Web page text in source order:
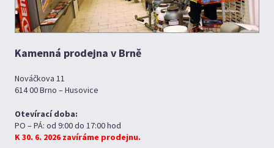
Kamenná prodejna v Brně
Nováčkova 11
614 00 Brno – Husovice
Otevírací doba:
PO – PÁ: od 9:00 do 17:00 hod
K 30. 6. 2026 zavíráme prodejnu.